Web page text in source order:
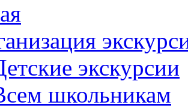
экскурсии
школьникам